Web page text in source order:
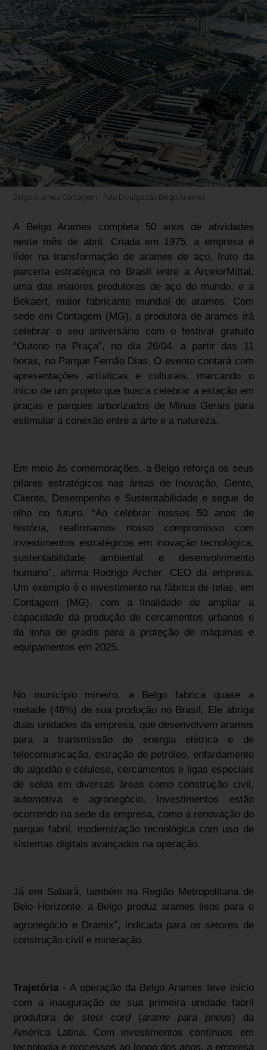
Belgo Arames Contagem - Foto Divulgação Belgo Arames
A Belgo Arames completa 50 anos de atividades
neste mês de abril. Criada em 1975, a empresa é
líder na transformação de arames de aço, fruto da
parceria estratégica no Brasil entre a ArcelorMittal,
uma das maiores produtoras de aço do mundo, e a
Bekaert, maior fabricante mundial de arames. Com
sede em Contagem (MG), a produtora de arames irá
celebrar o seu aniversário com o festival gratuito
“Outono na Praça”, no dia 26/04, a partir das 11
horas, no Parque Fernão Dias. O evento contará com
apresentações artísticas e culturais, marcando o
início de um projeto que busca celebrar a estação em
praças e parques arborizados de Minas Gerais para
estimular a conexão entre a arte e a natureza.
Em meio às comemorações, a Belgo reforça os seus
pilares estratégicos nas áreas de Inovação, Gente,
Cliente, Desempenho e Sustentabilidade e segue de
olho no futuro. “Ao celebrar nossos 50 anos de
história, reafirmamos nosso compromisso com
investimentos estratégicos em inovação tecnológica,
sustentabilidade ambiental e desenvolvimento
humano”, afirma Rodrigo Archer, CEO da empresa.
Um exemplo é o investimento na fábrica de telas, em
Contagem (MG), com a finalidade de ampliar a
capacidade da produção de cercamentos urbanos e
da linha de gradis para a proteção de máquinas e
equipamentos em 2025.
No município mineiro, a Belgo fabrica quase a
metade (46%) de sua produção no Brasil. Ele abriga
duas unidades da empresa, que desenvolvem arames
para a transmissão de energia elétrica e de
telecomunicação, extração de petróleo, enfardamento
de algodão e celulose, cercamentos e ligas especiais
de solda em diversas áreas como construção civil,
automotiva e agronegócio. Investimentos estão
ocorrendo na sede da empresa, como a renovação do
parque fabril, modernização tecnológica com uso de
sistemas digitais avançados na operação.
Já em Sabará, também na Região Metropolitana de
Belo Horizonte, a Belgo produz arames lisos para o
agronegócio e Dramix ® , indicada para os setores de
construção civil e mineração.
Trajetória - A operação da Belgo Arames teve início
com a inauguração de sua primeira unidade fabril
produtora desteel cord(arame para pneus) da
América Latina. Com investimentos contínuos em
tecnologia e processos ao longo dos anos, a empresa